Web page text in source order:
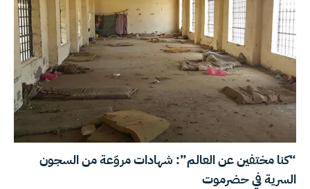
“كنا مختفين عن العالم”: شهادات مروّعة من السجون
السرية في حضرموت